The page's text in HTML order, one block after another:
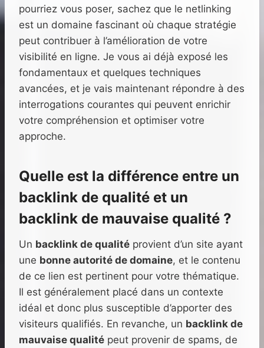
pourriez vous poser, sachez que le netlinking
est un domaine fascinant où chaque stratégie
peut contribuer à l’amélioration de votre
visibilité en ligne. Je vous ai déjà exposé les
fondamentaux et quelques techniques
avancées, et je vais maintenant répondre à des
interrogations courantes qui peuvent enrichir
votre compréhension et optimiser votre
approche.
Quelle est la différence entre un
backlink de qualité et un
backlink de mauvaise qualité ?
Un backlink de qualité provient d’un site ayant
une bonne autorité de domaine, et le contenu
de ce lien est pertinent pour votre thématique.
Il est généralement placé dans un contexte
idéal et donc plus susceptible d’apporter des
visiteurs qualifiés. En revanche, un backlink de
mauvaise qualité peut provenir de spams, de